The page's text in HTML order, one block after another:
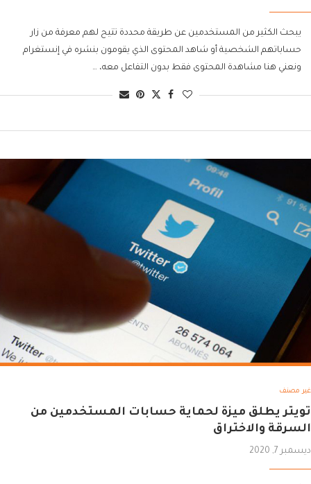
يبحث الكثير من المستخدمين عن طريقة محددة تتيح لهم معرفة من زار
حساباتهم الشخصية أو شاهد المحتوى الذي يقومون بنشره في إنستغرام
ونعني هنا مشاهدة المحتوى فقط بدون التفاعل معه، …
غير مصنف
تويتر يطلق ميزة لحماية حسابات المستخدمين من
السرقة والاختراق
ديسمبر 7, 2020